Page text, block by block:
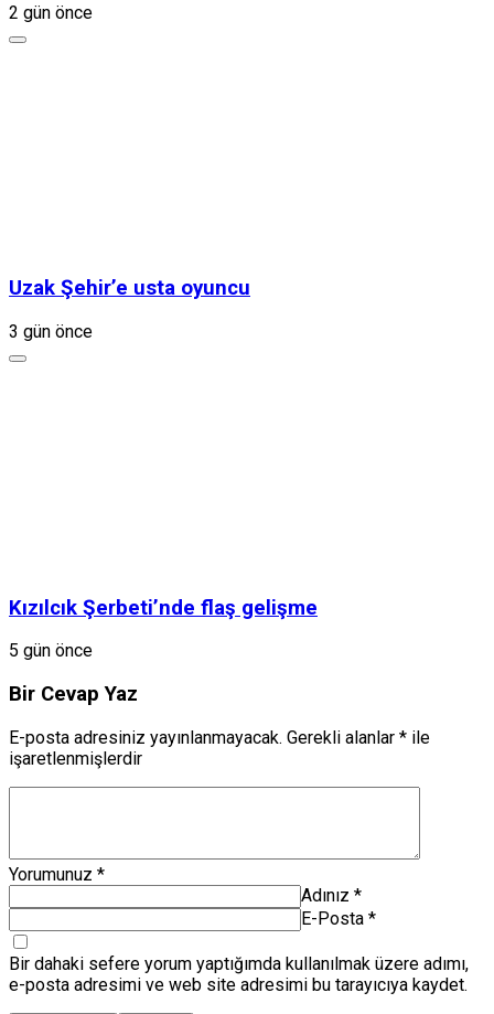
2 gün önce
Uzak Şehir’e usta oyuncu
3 gün önce
Kızılcık Şerbeti’nde flaş gelişme
5 gün önce
Bir Cevap Yaz
E-posta adresiniz yayınlanmayacak. Gerekli alanlar * ile
işaretlenmişlerdir
Yorumunuz *
Adınız *
E-Posta *
Bir dahaki sefere yorum yaptığımda kullanılmak üzere adımı,
e-posta adresimi ve web site adresimi bu tarayıcıya kaydet.